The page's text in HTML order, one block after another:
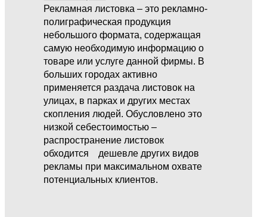
Рекламная листовка – это рекламно-
полиграфическая продукция
небольшого формата, содержащая
самую необходимую информацию о
товаре или услуге данной фирмы. В
больших городах активно
применяется раздача листовок на
улицах, в парках и других местах
скопления людей. Обусловлено это
низкой себестоимостью –
распространение листовок
обходится дешевле других видов
рекламы при максимальном охвате
потенциальных клиентов.